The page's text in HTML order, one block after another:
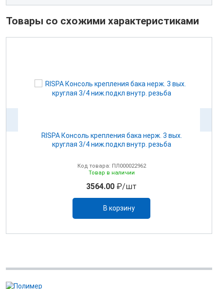
Товары со схожими характеристиками
RISPA Консоль крепления бака нерж. 3 вых.
круглая 3/4 ниж.подкл внутр. резьба
Код товара: ПЛ000022962
Товар в наличии
3564.00 ₽/шт
В корзину